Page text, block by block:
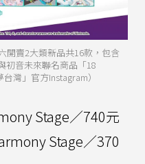
開賣2大類新品共16款，包含
初音未來聯名商品「18
灣」官方Instagram）
Stage／740元
Stage／370